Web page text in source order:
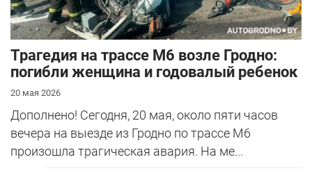
Трагедия на трассе М6 возле Гродно:
погибли женщина и годовалый ребенок
20 мая 2026
Дополнено! Сегодня, 20 мая, около пяти часов
вечера на выезде из Гродно по трассе М6
произошла трагическая авария. На ме...